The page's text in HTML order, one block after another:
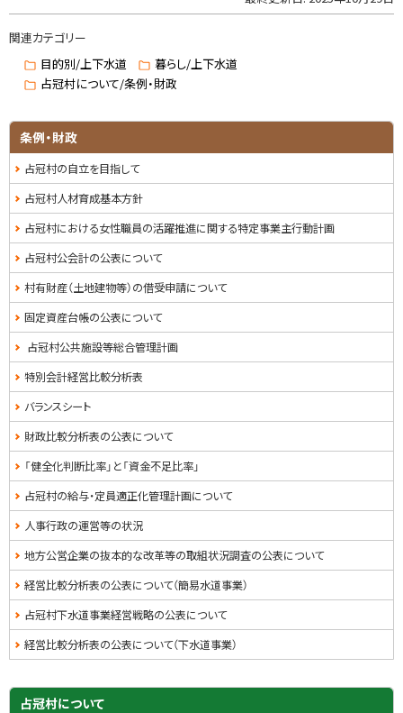
い
合
窓
口
ッ
プ
関連カテゴリー
目的別/上下水道
暮らし/上下水道
占冠村について/条例・財政
条例・財政
占冠村の自立を目指して
占冠村人材育成基本方針
占冠村における女性職員の活躍推進に関する特定事業主行動計画
占冠村公会計の公表について
村有財産（土地建物等）の借受申請について
固定資産台帳の公表について
占冠村公共施設等総合管理計画
特別会計経営比較分析表
バランスシート
財政比較分析表の公表について
「健全化判断比率」と「資金不足比率」
占冠村の給与・定員適正化管理計画について
人事行政の運営等の状況
地方公営企業の抜本的な改革等の取組状況調査の公表について
経営比較分析表の公表について（簡易水道事業）
占冠村下水道事業経営戦略の公表について
経営比較分析表の公表について（下水道事業）
サ占冠村について